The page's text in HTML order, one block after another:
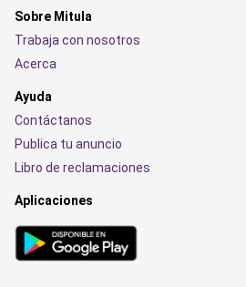
Sobre Mitula
Trabaja con nosotros
Acerca
Ayuda
Contáctanos
Publica tu anuncio
Libro de reclamaciones
Aplicaciones